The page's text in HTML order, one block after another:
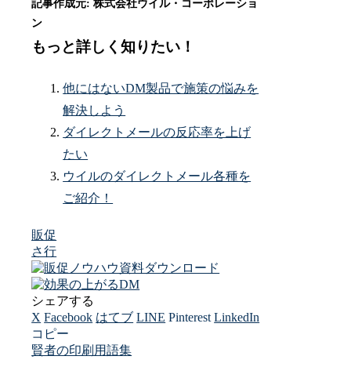
もっと詳しく知りたい！
他にはないDM製品で施策の悩みを
解決しよう
ダイレクトメールの反応率を上げ
たい
ウイルのダイレクトメール各種を
ご紹介！
販促
さ行
シェアする
X Facebook はてブ LINE Pinterest LinkedIn
コピー
賢者の印刷用語集